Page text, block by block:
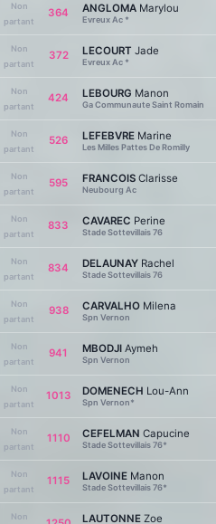
Non
partant
364 ANGLOMA Marylou
Evreux Ac *
Non
partant
372 LECOURT Jade
Evreux Ac *
Non
partant
424 LEBOURG Manon
Ga Communaute Saint Romain
Non
partant
526 LEFEBVRE Marine
Les Milles Pattes De Romilly
Non
partant
595 FRANCOIS Clarisse
Neubourg Ac
Non
partant
833 CAVAREC Perine
Stade Sottevillais 76
Non
partant
834 DELAUNAY Rachel
Stade Sottevillais 76
Non
partant
938 CARVALHO Milena
Spn Vernon
Non
partant
941 MBODJI Aymeh
Spn Vernon
Non
partant
1013 DOMENECH Lou-Ann
Spn Vernon*
Non
partant
1110 CEFELMAN Capucine
Stade Sottevillais 76*
Non
partant
1115 LAVOINE Manon
Stade Sottevillais 76*
Non LAUTONNE Zoe